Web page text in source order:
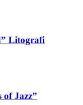
Litografi
of Jazz”